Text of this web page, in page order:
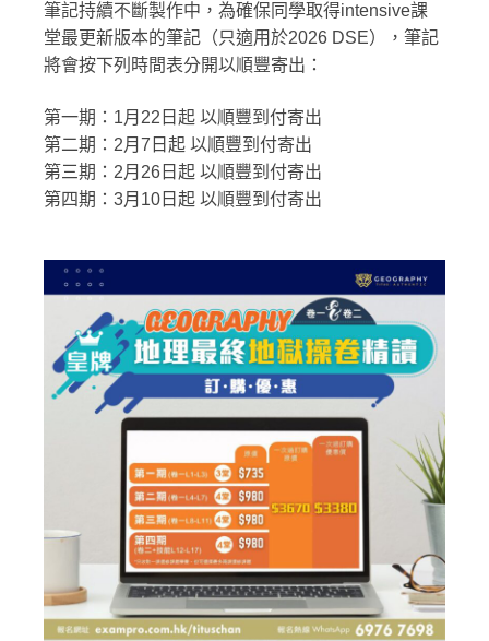
筆記持續不斷製作中，為確保同學取得intensive課
堂最更新版本的筆記（只適用於2026 DSE），筆記
將會按下列時間表分開以順豐寄出：
第一期：1月22日起 以順豐到付寄出
第二期：2月7日起 以順豐到付寄出
第三期：2月26日起 以順豐到付寄出
第四期：3月10日起 以順豐到付寄出